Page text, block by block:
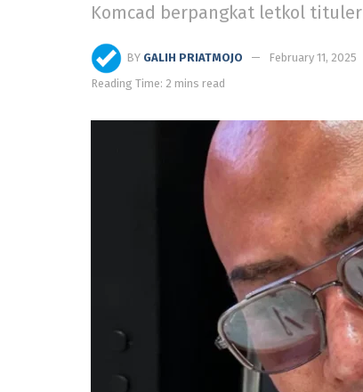
Komcad berpangkat letkol tituler
BY GALIH PRIATMOJO February 11, 2025
Reading Time: 2 mins read